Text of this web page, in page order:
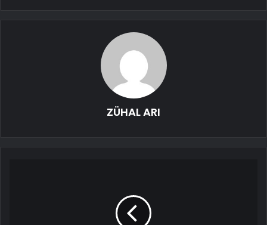
ZÜHAL ARI